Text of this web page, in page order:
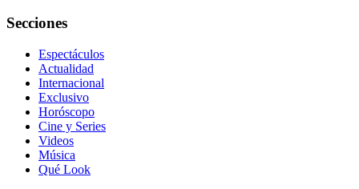
Secciones
Espectáculos
Actualidad
Internacional
Exclusivo
Horóscopo
Cine y Series
Videos
Música
Qué Look